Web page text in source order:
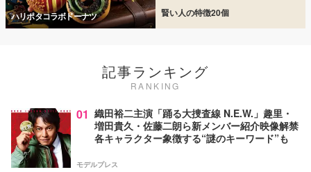
ハリポタコラボドーナツ 賢い人の特徴20個
記事ランキング
RANKING
01 織田裕二主演「踊る大捜査線 N.E.W.」趣里・
増田貴久・佐藤二朗ら新メンバー紹介映像解禁
各キャラクター象徴する“謎のキーワード”も
モデルプレス